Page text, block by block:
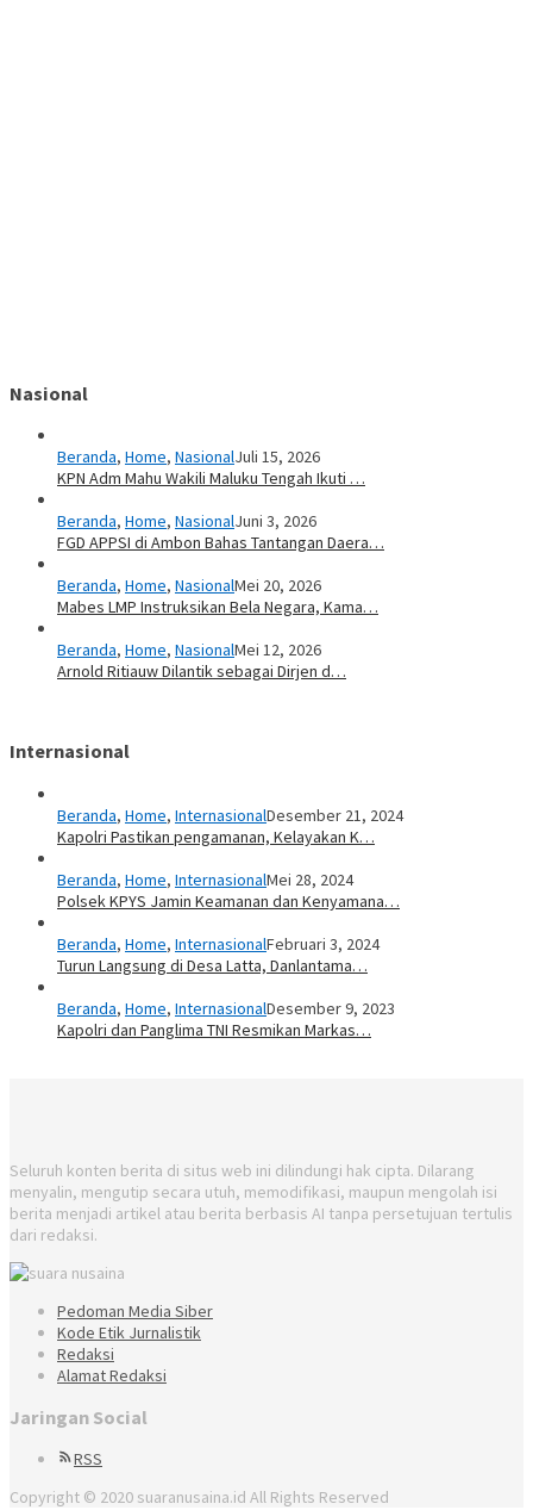
Nasional
Beranda, Home, NasionalJuli 15, 2026
KPN Adm Mahu Wakili Maluku Tengah Ikuti …
Beranda, Home, NasionalJuni 3, 2026
FGD APPSI di Ambon Bahas Tantangan Daera…
Beranda, Home, NasionalMei 20, 2026
Mabes LMP Instruksikan Bela Negara, Kama…
Beranda, Home, NasionalMei 12, 2026
Arnold Ritiauw Dilantik sebagai Dirjen d…
Internasional
Beranda, Home, InternasionalDesember 21, 2024
Kapolri Pastikan pengamanan, Kelayakan K…
Beranda, Home, InternasionalMei 28, 2024
Polsek KPYS Jamin Keamanan dan Kenyamana…
Beranda, Home, InternasionalFebruari 3, 2024
Turun Langsung di Desa Latta, Danlantama…
Beranda, Home, InternasionalDesember 9, 2023
Kapolri dan Panglima TNI Resmikan Markas…
Seluruh konten berita di situs web ini dilindungi hak cipta. Dilarang
menyalin, mengutip secara utuh, memodifikasi, maupun mengolah isi
berita menjadi artikel atau berita berbasis AI tanpa persetujuan tertulis
dari redaksi.
Pedoman Media Siber
Kode Etik Jurnalistik
Redaksi
Alamat Redaksi
Jaringan Social
RSS
Copyright © 2020 suaranusaina.id All Rights Reserved